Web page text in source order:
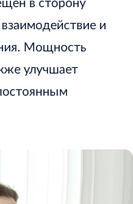
и
Мощность
улучшает